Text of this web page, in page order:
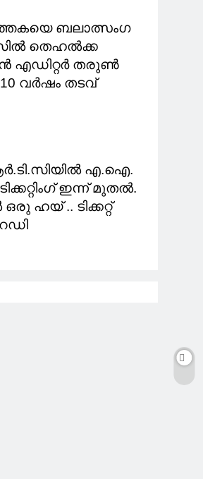
ബലാത്സംഗ
തെഹൽക്ക
എഡിറ്റർ തരുൺ
വർഷം തടവ്
എ.ഐ.
ഇന്ന് മുതല്‍.
ഹയ് .. ടിക്കറ്റ്